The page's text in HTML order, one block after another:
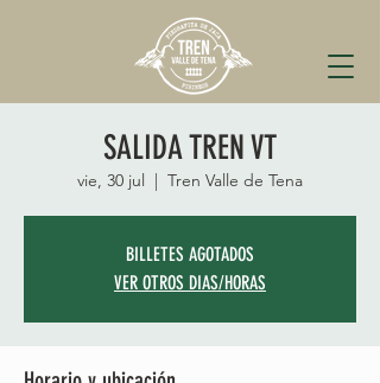
SALIDA TREN VT
vie, 30 jul
  |
Tren Valle de Tena
BILLETES AGOTADOS
VER OTROS DIAS/HORAS